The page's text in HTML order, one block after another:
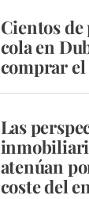
Cientos de
cola en
comprar el
Las
atenúan
coste del